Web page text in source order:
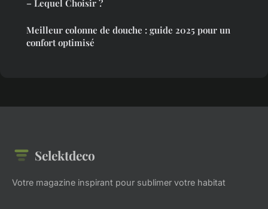
– Lequel Choisir ?
Meilleur colonne de douche : guide 2025 pour un
confort optimisé
Selektdeco
Votre magazine inspirant pour sublimer votre habitat